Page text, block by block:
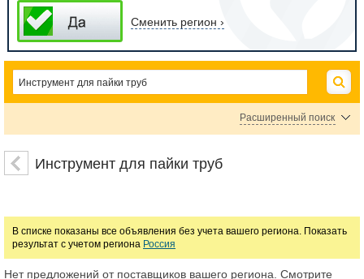
Сменить регион ›
Расширенный поиск
Приборы поиска подземных коммуникаций
Цена
Инструмент для пайки труб
В списке показаны все объявления без учета вашего региона. Показать
результат с учетом региона Россия
Нет предложений от поставщиков вашего региона. Смотрите